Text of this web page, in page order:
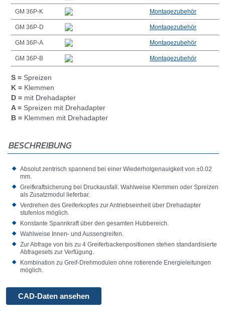
GM 36P-K Montagezubehör
GM 36P-D Montagezubehör
GM 36P-A Montagezubehör
GM 36P-B Montagezubehör
S = Spreizen
K = Klemmen
D = mit Drehadapter
A = Spreizen mit Drehadapter
B = Klemmen mit Drehadapter
BESCHREIBUNG
Absolut zentrisch spannend bei einer Wiederholgenauigkeit von ±0.02
mm.
Greifkraftsicherung bei Druckausfall. Wahlweise Klemmen oder Spreizen
als Zusatzmodul lieferbar.
Verdrehen des Greiferkopfes zur Antriebseinheit über Drehadapter
stufenlos möglich.
Konstante Spannkraft über den gesamten Hubbereich.
Wahlweise Innen- und Aussengreifen.
Zur Abfrage von bis zu 4 Greiferbackenpositionen stehen standardisierte
Abfragesets zur Verfügung.
Kombination zu Greif-Drehmodulen ohne rotierende Energieleitungen
möglich.
CAD-Daten ansehen